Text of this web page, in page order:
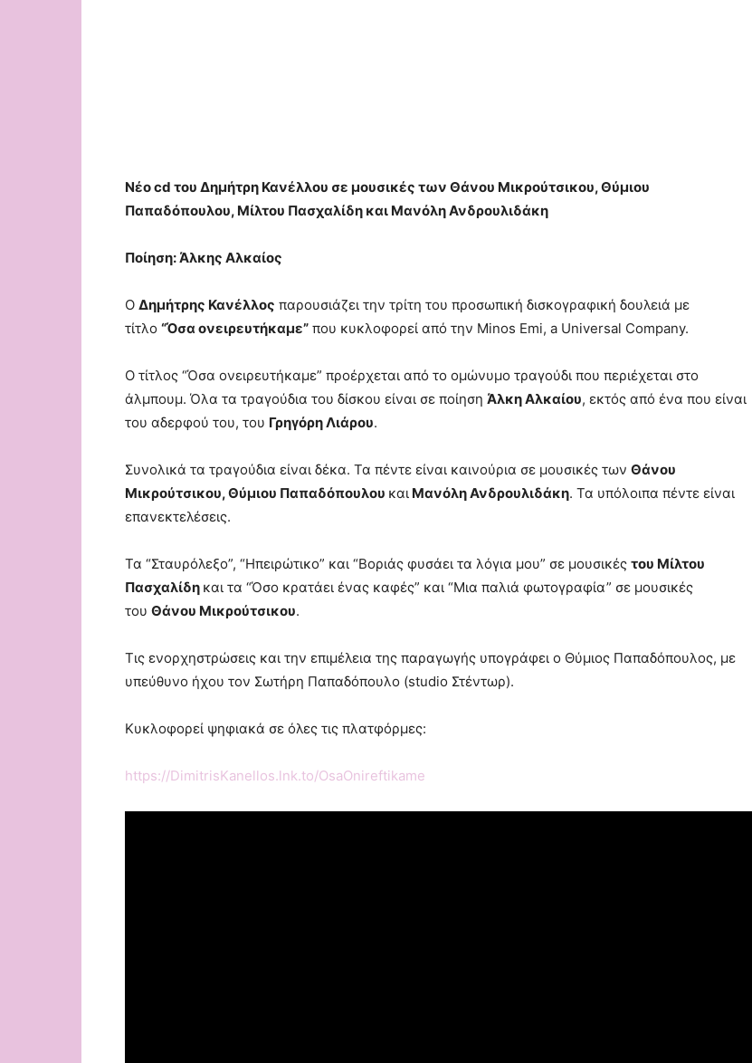
Νέοcd του Δημήτρη Κανέλλου σε μουσικές των Θάνου Μικρούτσικου, Θύμιου
Παπαδόπουλου, Μίλτου Πασχαλίδη και Μανόλη Ανδρουλιδάκη
Ποίηση: Άλκης Αλκαίος
Ο Δημήτρης Κανέλλος παρουσιάζει την τρίτη του προσωπική δισκογραφική δουλειά με
τίτλο “Όσα ονειρευτήκαμε” που κυκλοφορεί από την Minos Emi, a Universal Company.
Ο τίτλος “Όσα ονειρευτήκαμε” προέρχεται από το ομώνυμο τραγούδι που περιέχεται στο
άλμπουμ. Όλα τα τραγούδια του δίσκου είναι σε ποίηση Άλκη Αλκαίου, εκτός από ένα που είναι
του αδερφού του, του Γρηγόρη Λιάρου.
Συνολικά τα τραγούδια είναι δέκα. Τα πέντε είναι καινούρια σε μουσικές των Θάνου
Μικρούτσικου, Θύμιου Παπαδόπουλου και Μανόλη Ανδρουλιδάκη. Τα υπόλοιπα πέντε είναι
επανεκτελέσεις.
Τα “Σταυρόλεξο”, “Ηπειρώτικο” και “Βοριάς φυσάει τα λόγια μου” σε μουσικές του Μίλτου
Πασχαλίδη και τα “Όσο κρατάει ένας καφές” και “Μια παλιά φωτογραφία” σε μουσικές
του Θάνου Μικρούτσικου.
Τις ενορχηστρώσεις και την επιμέλεια της παραγωγής υπογράφει ο Θύμιος Παπαδόπουλος, με
υπεύθυνο ήχου τον Σωτήρη Παπαδόπουλο (studio Στέντωρ).
Κυκλοφορεί ψηφιακά σε όλες τις πλατφόρμες:
https://DimitrisKanellos.lnk.to/OsaOnireftikame